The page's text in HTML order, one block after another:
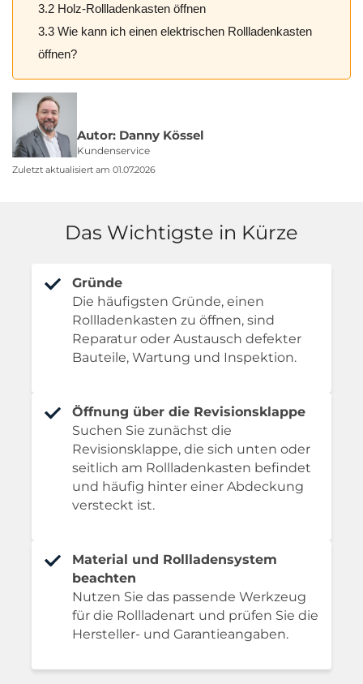
3.2 Holz-Rollladenkasten öffnen
3.3 Wie kann ich einen elektrischen Rollladenkasten
öffnen?
Autor: Danny Kössel
Kundenservice
Zuletzt aktualisiert am 01.07.2026
Das Wichtigste in Kürze
Gründe
Die häufigsten Gründe, einen
Rollladenkasten zu öffnen, sind
Reparatur oder Austausch defekter
Bauteile, Wartung und Inspektion.
Öffnung über die Revisionsklappe
Suchen Sie zunächst die
Revisionsklappe, die sich unten oder
seitlich am Rollladenkasten befindet
und häufig hinter einer Abdeckung
versteckt ist.
Material und Rollladensystem
beachten
Nutzen Sie das passende Werkzeug
für die Rollladenart und prüfen Sie die
Hersteller- und Garantieangaben.